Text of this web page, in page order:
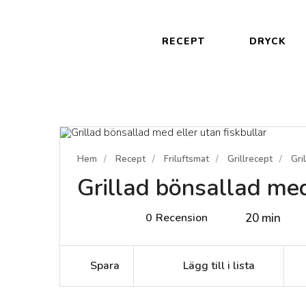
RECEPT DRYCK
Hem Recept Friluftsmat Grillrecept
Grillad bönsallad
0 Recension 20 min
Spara Lägg till i lista